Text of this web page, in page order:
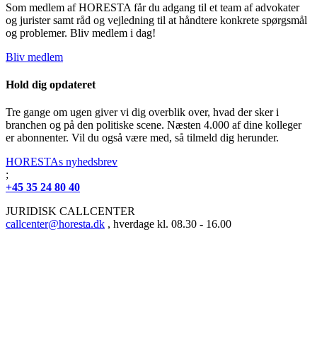
Som medlem af HORESTA får du adgang til et team af advokater
og jurister samt råd og vejledning til at håndtere konkrete spørgsmål
og problemer. Bliv medlem i dag!
Bliv medlem
Hold dig opdateret
Tre gange om ugen giver vi dig overblik over, hvad der sker i
branchen og på den politiske scene. Næsten 4.000 af dine kolleger
er abonnenter. Vil du også være med, så tilmeld dig herunder.
HORESTAs nyhedsbrev
;
+45 35 24 80 40
JURIDISK CALLCENTER
callcenter@horesta.dk , hverdage kl. 08.30 - 16.00